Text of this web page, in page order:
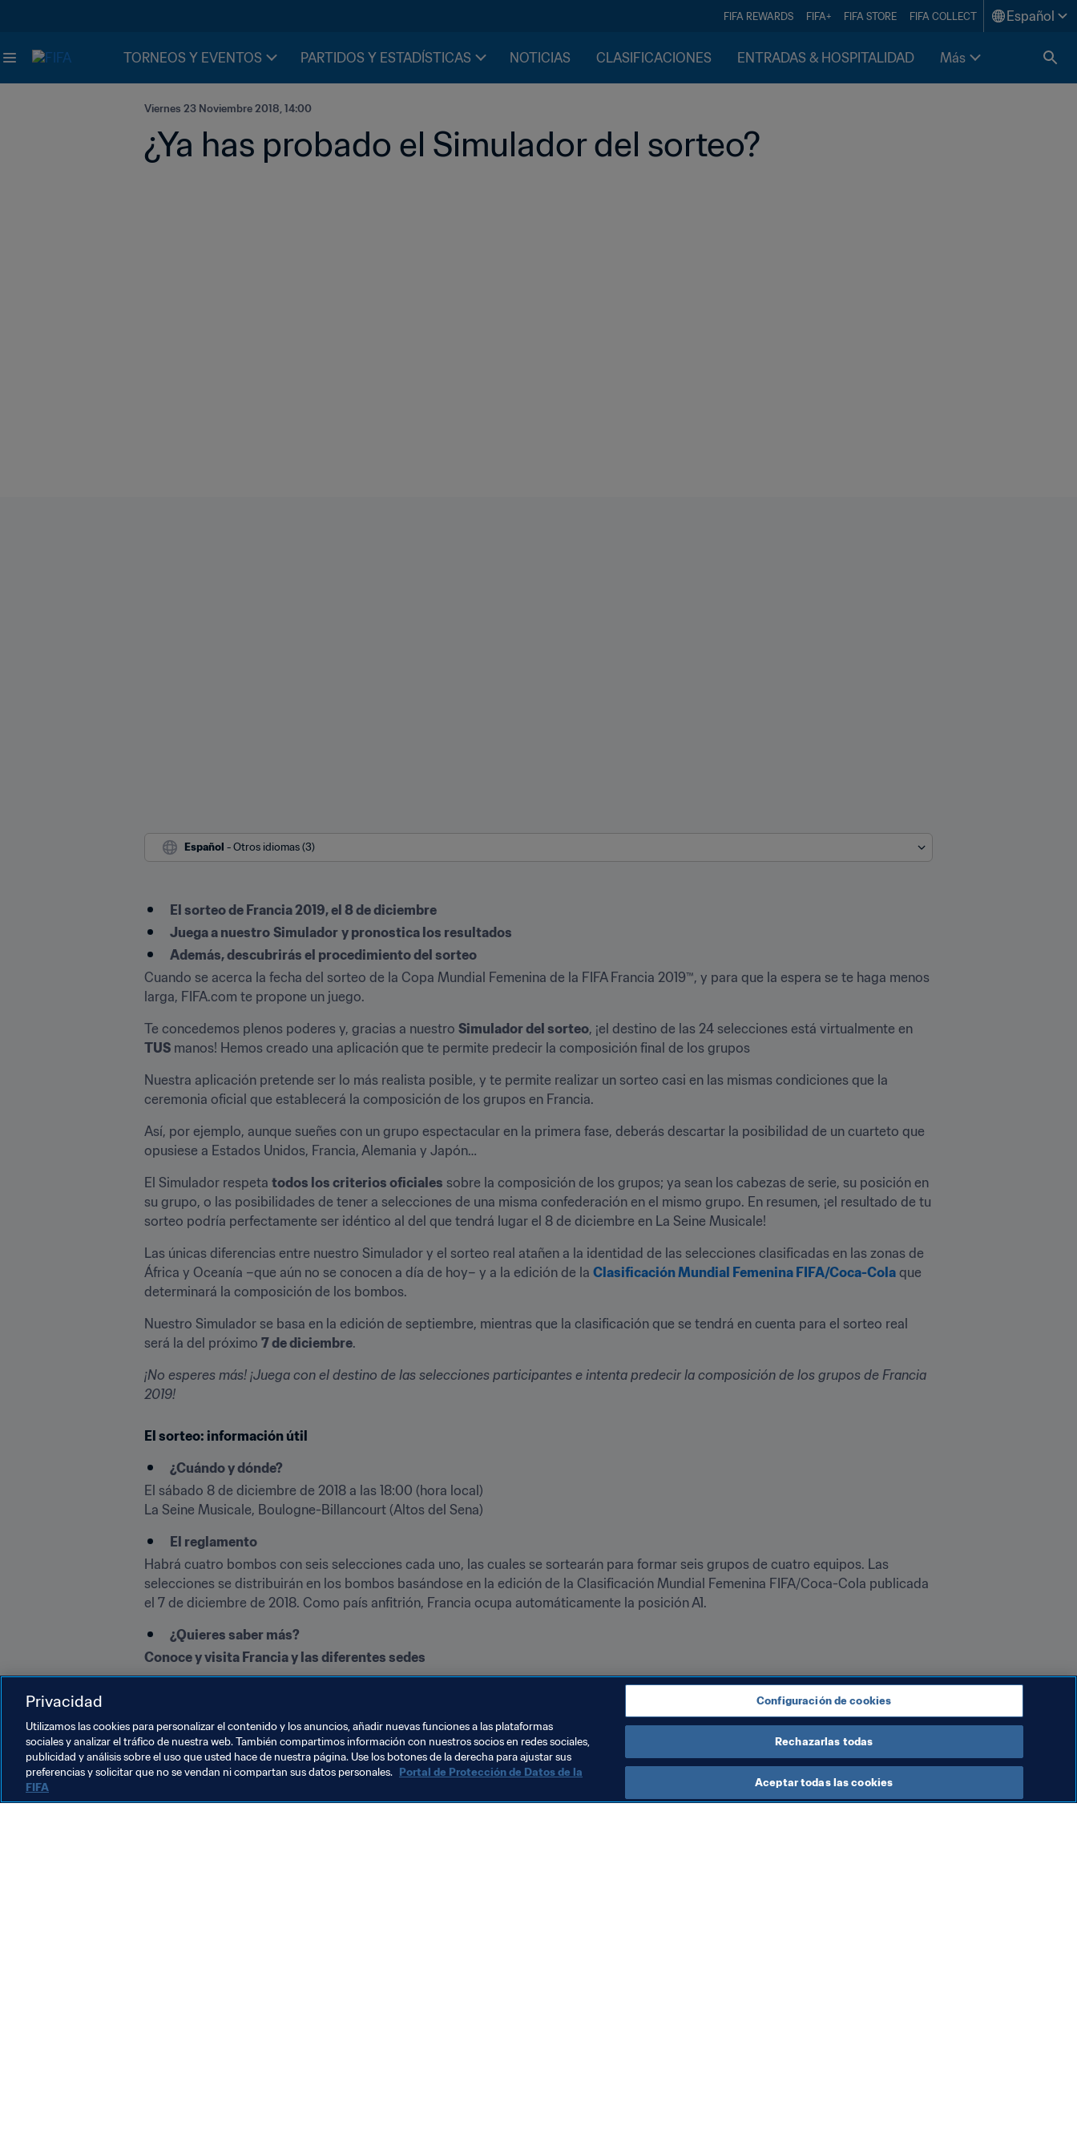
FIFA REWARDS FIFA+ FIFA STORE FIFA COLLECT Español
TORNEOS Y EVENTOS PARTIDOS Y ESTADÍSTICAS NOTICIAS CLASIFICACIONES ENTRADAS & HOSPITALIDAD Más
Viernes 23 Noviembre 2018, 14:00
¿Ya has probado el Simulador del sorteo?
Español - Otros idiomas (3)
El sorteo de Francia 2019, el 8 de diciembre
Juega a nuestro Simulador y pronostica los resultados
Además, descubrirás el procedimiento del sorteo
Cuando se acerca la fecha del sorteo de la Copa Mundial Femenina de la FIFA Francia 2019™, y para que la espera se te haga menos
larga, FIFA.com te propone un juego.
Te concedemos plenos poderes y, gracias a nuestro Simulador del sorteo
TUS manos! Hemos creado una aplicación que te permite predecir la composición final de los grupos
Nuestra aplicación pretende ser lo más realista posible, y te permite realizar un sorteo casi en las mismas condiciones que la
ceremonia oficial que establecerá la composición de los grupos en Francia.
Así, por ejemplo, aunque sueñes con un grupo espectacular en la primera fase, deberás descartar la posibilidad de un cuarteto que
opusiese a Estados Unidos, Francia, Alemania y Japón…
El Simulador respeta todos los criterios oficiales sobre la composición de los grupos; ya sean los cabezas de serie, su posición en
su grupo, o las posibilidades de tener a selecciones de una misma confederación en el mismo grupo. En resumen, ¡el resultado de tu
sorteo podría perfectamente ser idéntico al del que tendrá lugar el 8 de diciembre en La Seine Musicale!
Las únicas diferencias entre nuestro Simulador y el sorteo real atañen a la identidad de las selecciones clasificadas en las zonas de
África y Oceanía –que aún no se conocen a día de hoy– y a la edición de la Clasificación Mundial Femenina FIFA/Coca-Cola que
determinará la composición de los bombos.
Nuestro Simulador se basa en la edición de septiembre, mientras que la clasificación que se tendrá en cuenta para el sorteo real
será la del próximo 7 de diciembre.
¡No esperes más! ¡Juega con el destino de las selecciones participantes e intenta predecir la composición de los grupos de Francia
2019!
El sorteo: información útil
¿Cuándo y dónde?
El sábado 8 de diciembre de 2018 a las 18:00 (hora local)
La Seine Musicale, Boulogne-Billancourt (Altos del Sena)
El reglamento
Habrá cuatro bombos con seis selecciones cada uno, las cuales se sortearán para formar seis grupos de cuatro equipos. Las
selecciones se distribuirán en los bombos basándose en la edición de la Clasificación Mundial Femenina FIFA/Coca-Cola publicada
el 7 de diciembre de 2018. Como país anfitrión, Francia ocupa automáticamente la posición A1.
¿Quieres saber más?
Conoce y visita Francia y las diferentes sedes
Consulta los perfiles de las selecciones clasificadas
Privacidad
Utilizamos las cookies para personalizar el contenido y los anuncios, añadir nuevas funciones a las plataformas
sociales y analizar el tráfico de nuestra web. También compartimos información con nuestros socios en redes sociales,
publicidad y análisis sobre el uso que usted hace de nuestra página. Use los botones de la derecha para ajustar sus
preferencias y solicitar que no se vendan ni compartan sus datos personales. Portal de Protección de Datos de la
FIFA
Configuración de cookies
Rechazarlas todas
Aceptar todas las cookies